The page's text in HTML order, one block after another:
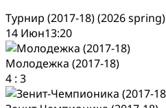
Турнир (2017-18) (2026 spring)
14 Июн13:20
Молодежка (2017-18)
4 : 3